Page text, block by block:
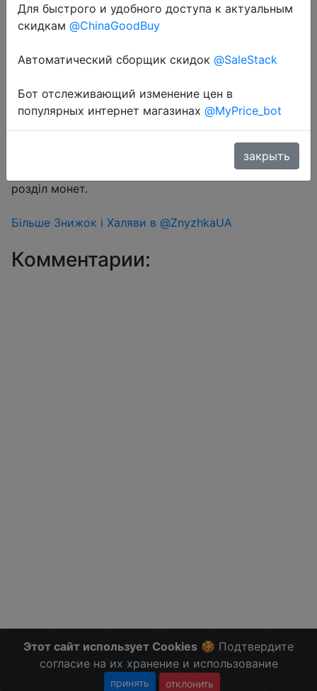
Coins
Перейти в магазин
Знижка монетками 58 Coins у додатку через
розділ монет.
Більше Знижок і Халяви в @ZnyzhkaUA
Комментарии:
Этот сайт использует Cookies 🍪 Подтвердите
согласие на их хранение и использование
принять отклонить
Для быстрого и удобного доступа к актуальным
скидкам @ChinaGoodBuy
Автоматический сборщик скидок @SaleStack
Бот отслеживающий изменение цен в
популярных интернет магазинах @MyPrice_bot
закрыть